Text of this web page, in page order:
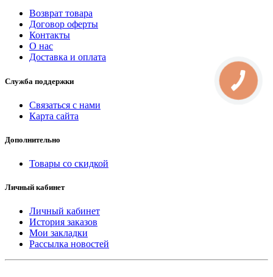
Возврат товара
Договор оферты
Контакты
О нас
Доставка и оплата
Служба поддержки
Связаться с нами
Карта сайта
Дополнительно
Товары со скидкой
Личный кабинет
Личный кабинет
История заказов
Мои закладки
Рассылка новостей